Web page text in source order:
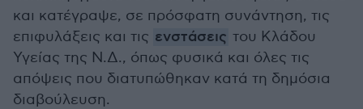
και κατέγραψε, σε πρόσφατη συνάντηση, τις
επιφυλάξεις και τις ενστάσεις του Κλάδου
Υγείας της Ν.Δ., όπως φυσικά και όλες τις
απόψεις που διατυπώθηκαν κατά τη δημόσια
διαβούλευση.